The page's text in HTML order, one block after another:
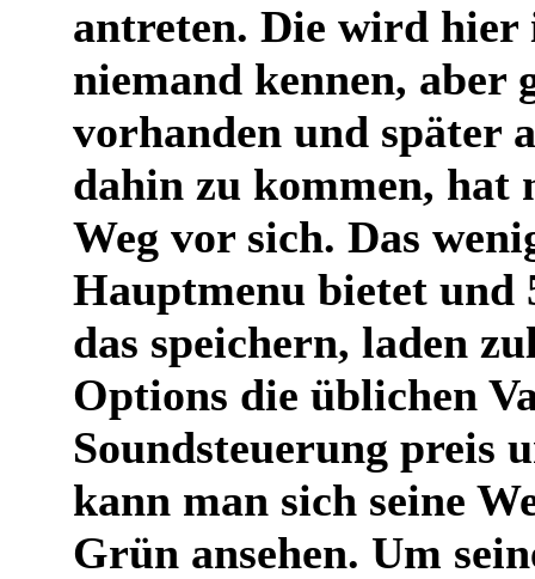
antreten. Die wird
niemand kennen, aber
vorhanden und später
dahin zu kommen, hat
Weg vor sich. Das
Hauptmenu bietet und
das speichern, laden
Options die üblichen
Soundsteuerung preis
kann man sich seine
Grün ansehen. Um